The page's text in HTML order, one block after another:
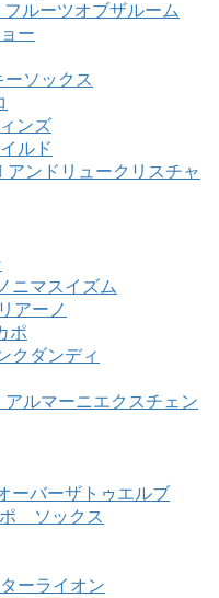
ルーツオブザルーム
ー
ソックス
ンズ
ルド
ンドリュークリスチャ
ニマスイズム
アーノ
ポ
クダンディ
ルマーニエクスチェン
ーバーザトゥエルブ
ポ ソックス
ーライオン